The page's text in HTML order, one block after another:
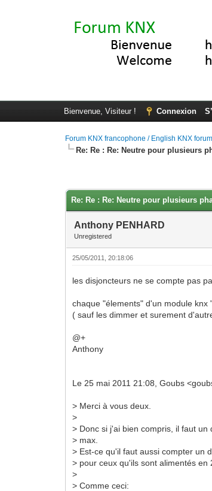
Bienvenue, Visiteur ! Connexion
Forum KNX francophone / English KNX forum
Re: Re : Re: Neutre pour plusieurs
Re: Re : Re: Neutre pour plusieurs
Anthony PENHARD
Unregistered
25/05/2011, 20:18:06
les disjoncteurs ne se compte pas
chaque "élements" d'un module
( sauf les dimmer et surement
@+
Anthony
Le 25 mai 2011 21:08, Goubs
> Merci à vous deux.
>
> Donc si j'ai bien compris, il faut
> max.
> Est-ce qu'il faut aussi compter un
> pour ceux qu'ils sont alimentés en
>
> Comme ceci: